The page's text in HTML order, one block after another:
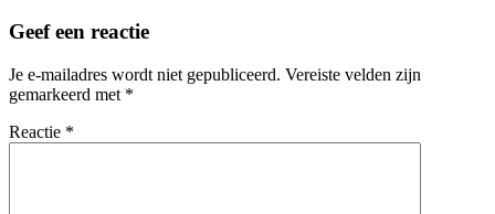
Geef een reactie
Je e-mailadres wordt niet gepubliceerd. Vereiste velden zijn
gemarkeerd met *
Reactie *